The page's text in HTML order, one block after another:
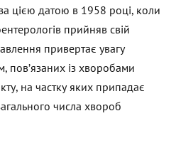
цією датою в 1958 році, коли
прийняв свій
привертає увагу
пов’язаних із хворобами
на частку яких припадає
числа хвороб